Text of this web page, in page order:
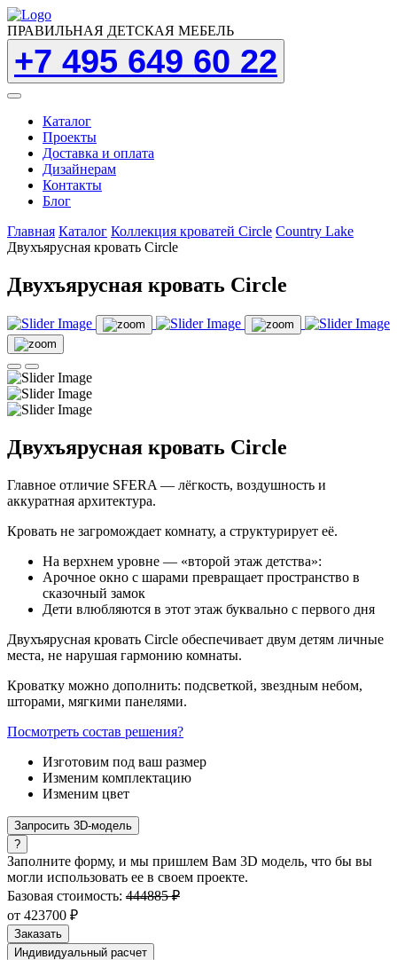
ПРАВИЛЬНАЯ ДЕТСКАЯ МЕБЕЛЬ
+7 495 649 60 22
Каталог
Проекты
Доставка и оплата
Дизайнерам
Контакты
Блог
Главная Каталог Коллекция кроватей Circle Country Lake
Двухъярусная кровать Circle
Двухъярусная кровать Circle
Двухъярусная кровать Circle
Главное отличие SFERA — лёгкость, воздушность и
аккуратная архитектура.
Кровать не загромождает комнату, а структурирует её.
На верхнем уровне — «второй этаж детства»:
Арочное окно с шарами превращает пространство в
сказочный замок
Дети влюбляются в этот этаж буквально с первого дня
Двухъярусная кровать Circle обеспечивает двум детям личные
места, не нарушая гармонию комнаты.
Кроватку можно дополнить: подсветкой, звездным небом,
шторами, мягкими панелями.
Посмотреть состав решения?
Изготовим под ваш размер
Изменим комплектацию
Изменим цвет
Запросить 3D-модель
?
Заполните форму, и мы пришлем Вам 3D модель, что бы вы
могли использовать ее в своем проекте.
Базовая стоимость: 444885 ₽
от 423700 ₽
Заказать
Индивидуальный расчет